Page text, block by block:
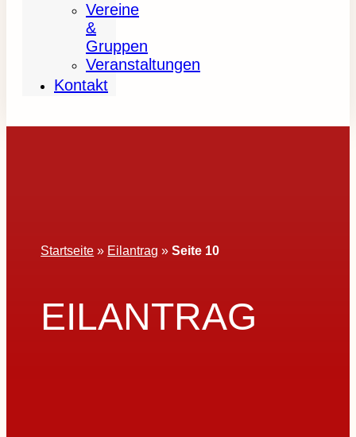
Vereine
&
Gruppen
Veranstaltungen
Kontakt
Startseite » Eilantrag »Seite 10
EILANTRAG